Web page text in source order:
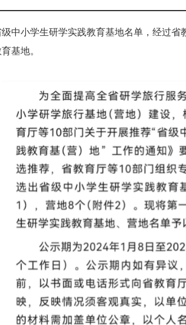
中小学生研学实践教育基地名单，经过
基地。